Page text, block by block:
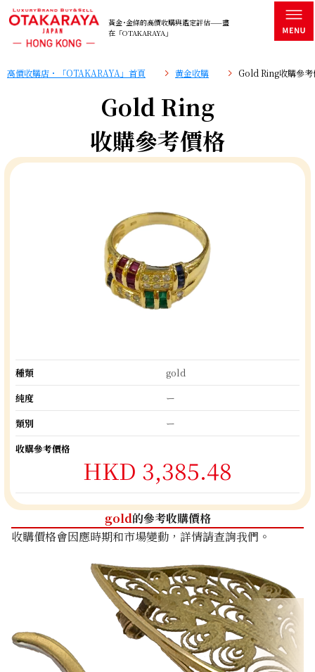
黃金･金條的高價收購與鑑定評估——盡
在「OTAKARAYA」
高價收購店・「OTAKARAYA」首頁 黄金收購 Gold Ring收購參考
Gold Ring
收購參考價格
種類
gold
純度
ー
類別
ー
收購參考價格
HKD 3,385.48
gold的參考收購價格
收購價格會因應時期和市場變動，詳情請查詢我們。